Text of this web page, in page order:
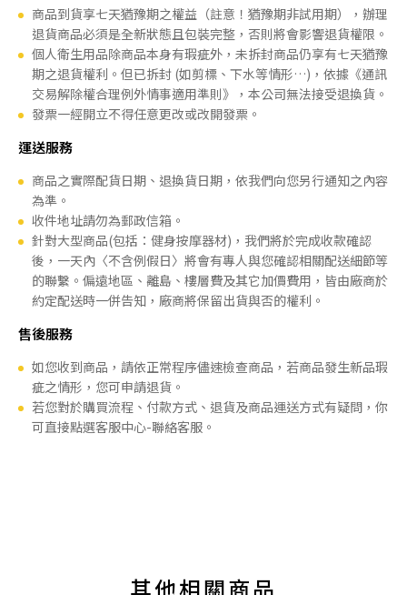
商品到貨享七天猶豫期之權益（註意！猶豫期非試用期），辦理
退貨商品必須是全新狀態且包裝完整，否則將會影響退貨權限。
個人衛生用品除商品本身有瑕疵外，未拆封商品仍享有七天猶豫
期之退貨權利。但已拆封 (如剪標、下水等情形…)，依據《通訊
交易解除權合理例外情事適用準則》，本公司無法接受退換貨。
發票一經開立不得任意更改或改開發票。
運送服務
商品之實際配貨日期、退換貨日期，依我們向您另行通知之內容
為準。
收件地址請勿為郵政信箱。
針對大型商品(包括：健身按摩器材)，我們將於完成收款確認
後，一天內〈不含例假日〉將會有專人與您確認相關配送細節等
的聯繫。偏遠地區、離島、樓層費及其它加價費用，皆由廠商於
約定配送時一併告知，廠商將保留出貨與否的權利。
售後服務
如您收到商品，請依正常程序儘速檢查商品，若商品發生新品瑕
疵之情形，您可申請退貨。
若您對於購買流程、付款方式、退貨及商品運送方式有疑問，你
可直接點選客服中心-聯絡客服。
其他相關商品